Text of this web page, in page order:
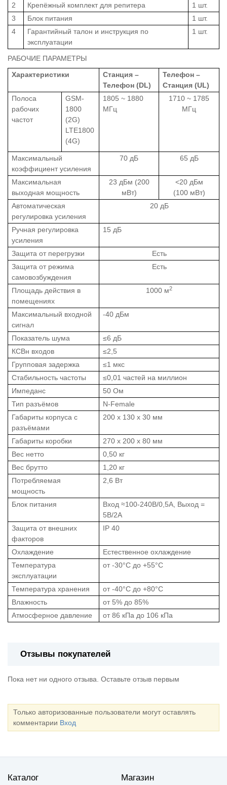
2 Крепёжный комплект для репитера
1 шт.
3
Блок питания
1 шт.
4
Гарантийный талон и инструкция по
эксплуатации
1 шт.
РАБОЧИЕ ПАРАМЕТРЫ
Характеристики
Станция –
Телефон (DL)
Телефон –
Станция (UL)
Полоса
рабочих
частот
GSM-
1800
(2G)
LTE1800
(4G)
1805 ~ 1880
МГц
1710 ~ 1785
МГц
Максимальный
коэффициент усиления
70 дБ 65 дБ
Максимальная
выходная мощность
23 дБм (200
мВт)
<20 дБм
(100 мВт)
Автоматическая
регулировка усиления
20 дБ
Ручная регулировка
усиления
15 дБ
Защита от перегрузки
Есть
Защита от режима
самовозбуждения
Есть
Площадь действия в
помещениях
1000 м2
Максимальный входной
сигнал
-40 дБм
Показатель шума
≤6 дБ
КСВн входов
≤2,5
Групповая задержка
≤1 мкс
Стабильность частоты
≤0,01 частей на миллион
Импеданс
50 Ом
Тип разъёмов
N-Female
Габариты корпуса с
разъёмами
200 х 130 х 30 мм
Габариты коробки
270 х 200 х 80 мм
Вес нетто
0,50 кг
Вес брутто
1,20 кг
Потребляемая
мощность
2,6 Вт
Блок питания
Вход ≈100-240В/0,5А, Выход =
5В/2А
Защита от внешних
факторов
IP 40
Охлаждение
Естественное охлаждение
Температура
эксплуатации
от -30°C до +55°C
Температура хранения
от -40°C до +80°C
Влажность
от 5% до 85%
Атмосферное давление
от 86 кПа до 106 кПа
Отзывы покупателей
Пока нет ни одного отзыва. Оставьте отзыв первым
Только авторизованные пользователи могут оставлять
комментарии Вход
Каталог Магазин